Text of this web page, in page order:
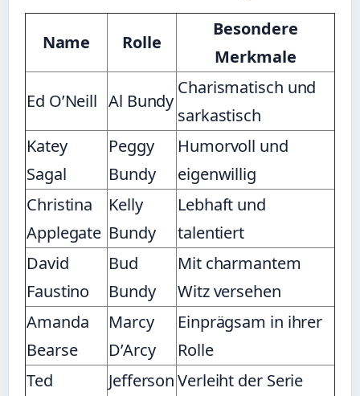
Name Rolle
Besondere
Merkmale
Ed O’Neill Al Bundy
Charismatisch und
sarkastisch
Katey
Sagal
Peggy
Bundy
Humorvoll und
eigenwillig
Christina
Applegate
Kelly
Bundy
Lebhaft und
talentiert
David
Faustino
Bud
Bundy
Mit charmantem
Witz versehen
Amanda
Bearse
Marcy
D’Arcy
Einprägsam in ihrer
Rolle
Ted
JeffersonVerleiht der Serie